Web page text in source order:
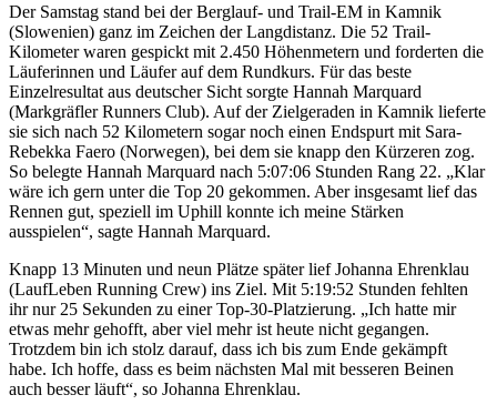
Der Samstag stand bei der Berglauf- und Trail-EM in Kamnik
(Slowenien) ganz im Zeichen der Langdistanz. Die 52 Trail-
Kilometer waren gespickt mit 2.450 Höhenmetern und forderten die
Läuferinnen und Läufer auf dem Rundkurs. Für das beste
Einzelresultat aus deutscher Sicht sorgte Hannah Marquard
(Markgräfler Runners Club). Auf der Zielgeraden in Kamnik lieferte
sie sich nach 52 Kilometern sogar noch einen Endspurt mit Sara-
Rebekka Faero (Norwegen), bei dem sie knapp den Kürzeren zog.
So belegte Hannah Marquard nach 5:07:06 Stunden Rang 22. „Klar
wäre ich gern unter die Top 20 gekommen. Aber insgesamt lief das
Rennen gut, speziell im Uphill konnte ich meine Stärken
ausspielen“, sagte Hannah Marquard.
Knapp 13 Minuten und neun Plätze später lief Johanna Ehrenklau
(LaufLeben Running Crew) ins Ziel. Mit 5:19:52 Stunden fehlten
ihr nur 25 Sekunden zu einer Top-30-Platzierung. „Ich hatte mir
etwas mehr gehofft, aber viel mehr ist heute nicht gegangen.
Trotzdem bin ich stolz darauf, dass ich bis zum Ende gekämpft
habe. Ich hoffe, dass es beim nächsten Mal mit besseren Beinen
auch besser läuft“, so Johanna Ehrenklau.